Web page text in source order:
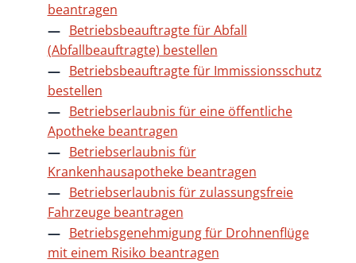
beantragen
Betriebsbeauftragte für Abfall
(Abfallbeauftragte) bestellen
Betriebsbeauftragte für Immissionsschutz
bestellen
Betriebserlaubnis für eine öffentliche
Apotheke beantragen
Betriebserlaubnis für
Krankenhausapotheke beantragen
Betriebserlaubnis für zulassungsfreie
Fahrzeuge beantragen
Betriebsgenehmigung für Drohnenflüge
mit einem Risiko beantragen